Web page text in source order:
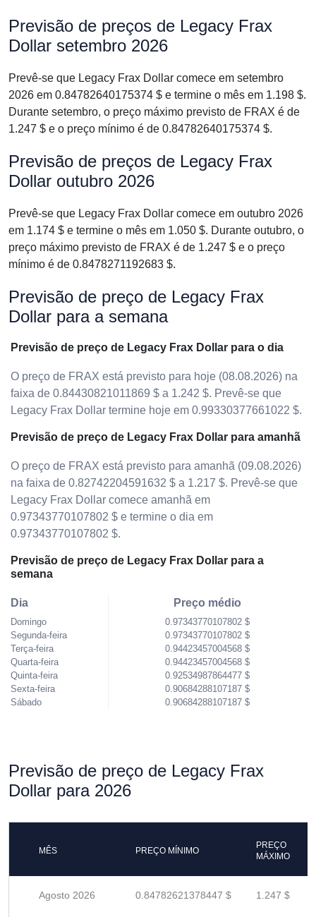
Previsão de preços de Legacy Frax
Dollar setembro 2026
Prevê-se que Legacy Frax Dollar comece em setembro
2026 em 0.84782640175374 $ e termine o mês em 1.198 $.
Durante setembro, o preço máximo previsto de FRAX é de
1.247 $ e o preço mínimo é de 0.84782640175374 $.
Previsão de preços de Legacy Frax
Dollar outubro 2026
Prevê-se que Legacy Frax Dollar comece em outubro 2026
em 1.174 $ e termine o mês em 1.050 $. Durante outubro, o
preço máximo previsto de FRAX é de 1.247 $ e o preço
mínimo é de 0.8478271192683 $.
Previsão de preço de Legacy Frax
Dollar para a semana
Previsão de preço de Legacy Frax Dollar para o dia
O preço de FRAX está previsto para hoje (08.08.2026) na
faixa de 0.84430821011869 $ a 1.242 $. Prevê-se que
Legacy Frax Dollar termine hoje em 0.99330377661022 $.
Previsão de preço de Legacy Frax Dollar para amanhã
O preço de FRAX está previsto para amanhã (09.08.2026)
na faixa de 0.82742204591632 $ a 1.217 $. Prevê-se que
Legacy Frax Dollar comece amanhã em
0.97343770107802 $ e termine o dia em
0.97343770107802 $.
Previsão de preço de Legacy Frax Dollar para a
semana
Dia
Domingo
Segunda-feira
Terça-feira
Quarta-feira
Quinta-feira
Sexta-feira
Sábado
Preço médio
0.97343770107802 $
0.97343770107802 $
0.94423457004568 $
0.94423457004568 $
0.92534987864477 $
0.90684288107187 $
0.90684288107187 $
Previsão de preço de Legacy Frax
Dollar para 2026
MÊS PREÇO MÍNIMO
PREÇO
MÁXIMO
Agosto 2026 0.84782621378447 $ 1.247 $